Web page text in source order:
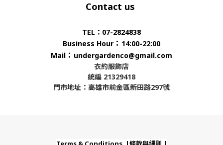
Contact us
TEL：07-2824838
Business Hour ： 14:00-22:00
Mail ： undergardenco@gmail.com
衣約服飾店
統編 21329418
門市地址：高雄市前金區新田路297號